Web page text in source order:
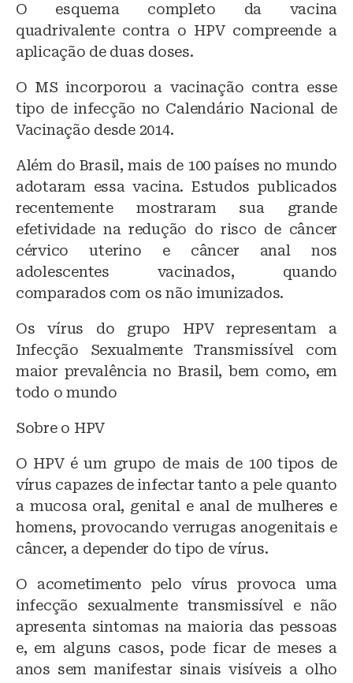
O esquema completo da vacina
quadrivalente contra o HPV compreende a
aplicação de duas doses.
O MS incorporou a vacinação contra esse
tipo de infecção no Calendário Nacional de
Vacinação desde 2014.
Além do Brasil, mais de 100 países no mundo
adotaram essa vacina. Estudos publicados
recentemente mostraram sua grande
efetividade na redução do risco de câncer
cérvico uterino e câncer anal nos
adolescentes vacinados, quando
comparados com os não imunizados.
Os vírus do grupo HPV representam a
Infecção Sexualmente Transmissível com
maior prevalência no Brasil, bem como, em
todo o mundo
Sobre o HPV
O HPV é um grupo de mais de 100 tipos de
vírus capazes de infectar tanto a pele quanto
a mucosa oral, genital e anal de mulheres e
homens, provocando verrugas anogenitais e
câncer, a depender do tipo de vírus.
O acometimento pelo vírus provoca uma
infecção sexualmente transmissível e não
apresenta sintomas na maioria das pessoas
e, em alguns casos, pode ficar de meses a
anos sem manifestar sinais visíveis a olho